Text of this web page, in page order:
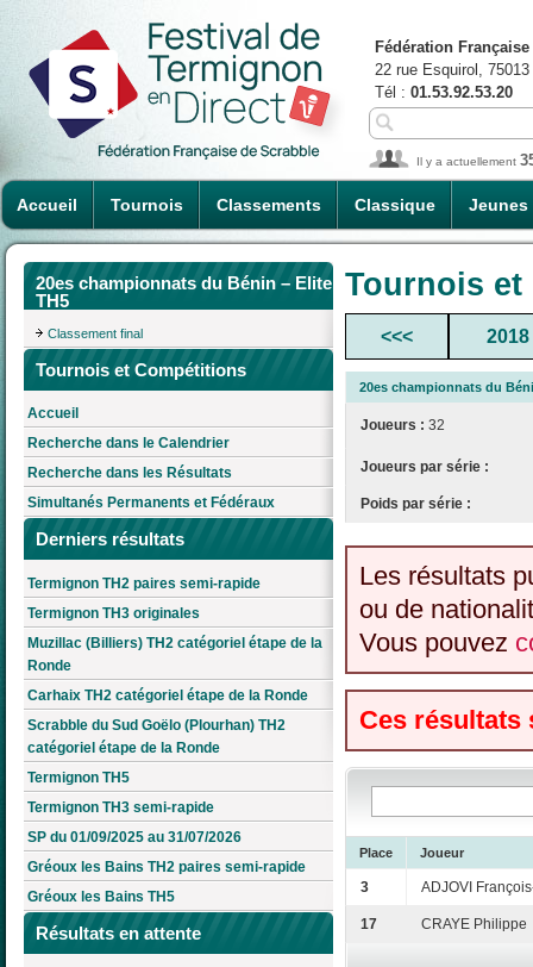
Accueil Tournois Classements Classique Jeunes
Fédération
22 rue Esquirol,
Tél : 01.53.92.53.20
Il y a actuellement
20es championnats du Bénin – Elite
TH5
Classement final
Tournois et Compétitions
Accueil
Recherche dans le Calendrier
Recherche dans les Résultats
Simultanés Permanents et Fédéraux
Derniers résultats
Termignon TH2 paires semi-rapide
Termignon TH3 originales
Muzillac (Billiers) TH2 catégoriel étape de la
Ronde
Carhaix TH2 catégoriel étape de la Ronde
Scrabble du Sud Goëlo (Plourhan) TH2
catégoriel étape de la Ronde
Termignon TH5
Termignon TH3 semi-rapide
SP du 01/09/2025 au 31/07/2026
Gréoux les Bains TH2 paires semi-rapide
Gréoux les Bains TH5
Résultats en attente
Tournois
<<< 2018
20es championnats du
Joueurs : 32
Joueurs par série :
Poids par série :
Les résultats
ou de
Vous pouvez
Ces résultats
Place Joueur
3 ADJOVI
17 CRAYE Philippe